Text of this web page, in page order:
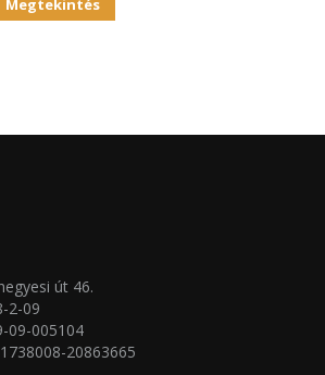
Megtekintés
út 46.
2-09
09-005104
20863665